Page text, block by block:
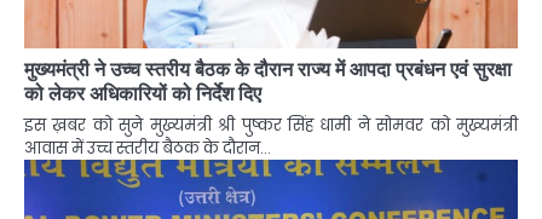
मुख्यमंत्री ने उच्च स्तरीय बैठक के दौरान राज्य में आपदा प्रबंधन एवं सुरक्षा
को लेकर अधिकारियों को निर्देश दिए
इस ख़बर को सुने मुख्यमंत्री श्री पुष्कर सिंह धामी ने सोमवर को मुख्यमंत्री
आवास में उच्च स्तरीय बैठक के दौरान…